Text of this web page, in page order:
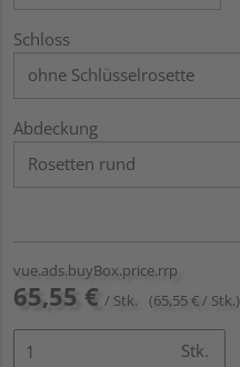
Schloss
Abdeckung
vue.ads.buyBox.price.rrp
65,55 € / Stk. (65,55 € / Stk.)
Stk.